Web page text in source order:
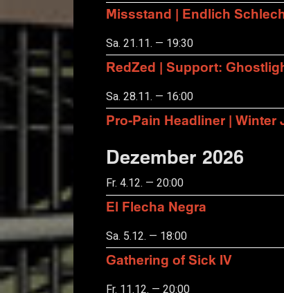
Missstand | Endlich
Sa. 21.11. — 19:30
RedZed | Support:
Sa. 28.11. — 16:00
Pro-Pain Headliner | Winter
Dezember 2026
Fr. 4.12. — 20:00
El Flecha Negra
Sa. 5.12. — 18:00
Gathering of Sick IV
Fr. 11.12. — 20:00